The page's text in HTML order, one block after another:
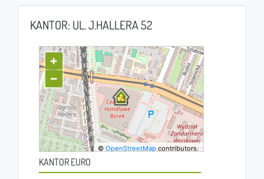
KANTOR: UL. J.HALLERA 52
+
−
©OpenStreetMap contributors.
KANTOR EURO